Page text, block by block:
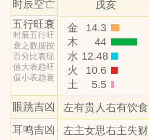
时辰空亡
戌亥
五行旺衰
时辰五行旺
衰之数据按
百分比表现
值大表趋旺
值小表趋衰
金
14.3
木
44
水 12.48
火
10.6
土
5.5
眼跳吉凶
左有贵人右有饮食
耳鸣吉凶
左主女思右主失财